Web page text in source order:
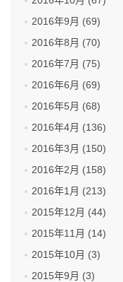
2016年9月 (69)
2016年8月 (70)
2016年7月 (75)
2016年6月 (69)
2016年5月 (68)
2016年4月 (136)
2016年3月 (150)
2016年2月 (158)
2016年1月 (213)
2015年12月 (44)
2015年11月 (14)
2015年10月 (3)
2015年9月 (3)